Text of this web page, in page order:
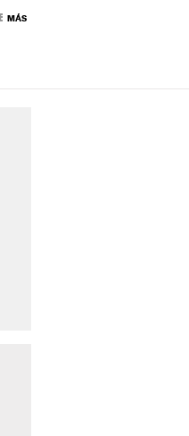
Eclipse solar mapa
MÁS